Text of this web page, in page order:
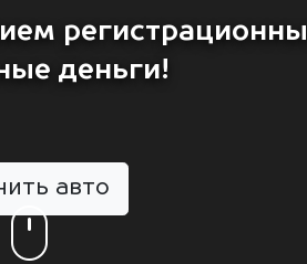
деньги!
авто